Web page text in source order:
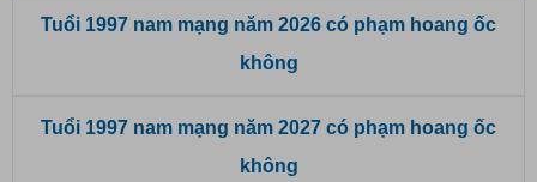
Tuổi 1997 nam mạng năm 2026 có phạm hoang ốc
không
Tuổi 1997 nam mạng năm 2027 có phạm hoang ốc
không